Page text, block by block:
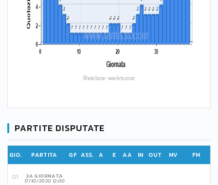
PARTITE DISPUTATE
GIO. PARTITA GF ASS. A E AA IN OUT MV FM
3A GIORNATA
17/10/2020 12:00